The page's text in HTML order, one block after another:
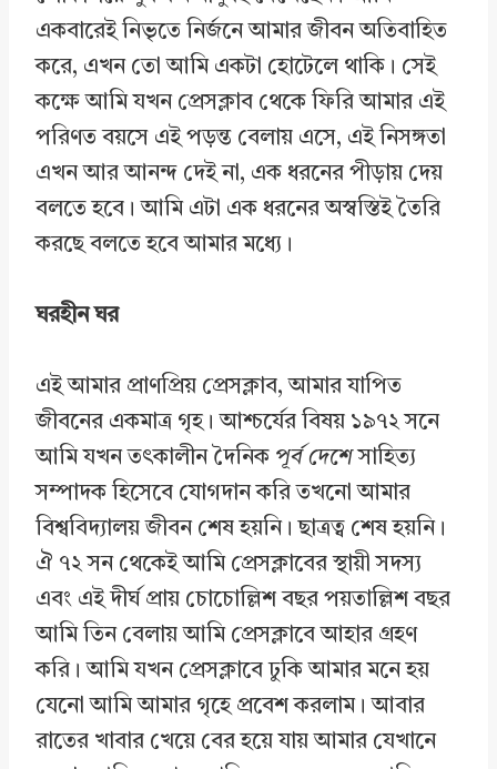
একবারেই নিভৃতে নির্জনে আমার জীবন অতিবাহিত
করে, এখন তো আমি একটা হোটেলে থাকি। সেই
কক্ষে আমি যখন প্রেসক্লাব থেকে ফিরি আমার এই
পরিণত বয়সে এই পড়ন্ত বেলায় এসে, এই নিসঙ্গতা
এখন আর আনন্দ দেই না, এক ধরনের পীড়ায় দেয়
বলতে হবে। আমি এটা এক ধরনের অস্বস্তিই তৈরি
করছে বলতে হবে আমার মধ্যে।
ঘরহীন ঘর
এই আমার প্রাণপ্রিয় প্রেসক্লাব, আমার যাপিত
জীবনের একমাত্র গৃহ। আশ্চর্যের বিষয় ১৯৭২ সনে
আমি যখন তৎকালীন দৈনিক পূর্ব দেশেসাহিত্য
সম্পাদক হিসেবে যোগদান করি তখনো আমার
বিশ্ববিদ্যালয় জীবন শেষ হয়নি। ছাত্রত্ব শেষ হয়নি।
ঐ ৭২ সন থেকেই আমি প্রেসক্লাবের স্থায়ী সদস্য
এবং এই দীর্ঘ প্রায় চোচোল্লিশ বছর পয়তাল্লিশ বছর
আমি তিন বেলায় আমি প্রেসক্লাবে আহার গ্রহণ
করি। আমি যখন প্রেসক্লাবে ঢুকি আমার মনে হয়
যেনো আমি আমার গৃহে প্রবেশ করলাম। আবার
রাতের খাবার খেয়ে বের হয়ে যায় আমার যেখানে